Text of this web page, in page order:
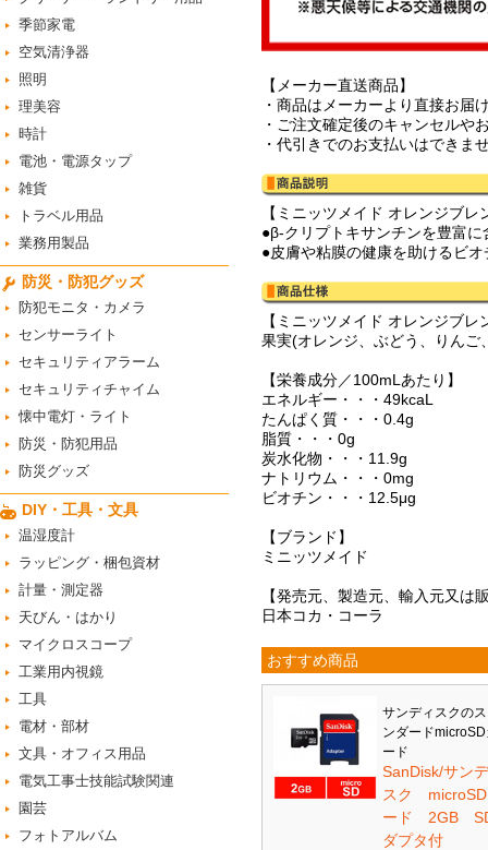
季節家電
空気清浄器
照明
理美容
時計
電池・電源タップ
雑貨
トラベル用品
業務用製品
防災・防犯グッズ
防犯モニタ・カメラ
センサーライト
セキュリティアラーム
セキュリティチャイム
懐中電灯・ライト
防災・防犯用品
防災グッズ
DIY・工具・文具
温湿度計
ラッピング・梱包資材
計量・測定器
天びん・はかり
マイクロスコープ
工業用内視鏡
工具
電材・部材
文具・オフィス用品
電気工事士技能試験関連
園芸
フォトアルバム
【メーカー直送商品】
・商品はメーカーより直接お届
・ご注文確定後のキャンセルや
・代引きでのお支払いはできま
【ミニッツメイド オレンジブレ
●β-クリプトキサンチンを豊富
●皮膚や粘膜の健康を助けるビ
【ミニッツメイド オレンジブレ
果実(オレンジ、ぶどう、りん
【栄養成分／100mLあたり】
エネルギー・・・49kcaL
たんぱく質・・・0.4g
脂質・・・0g
炭水化物・・・11.9g
ナトリウム・・・0mg
ビオチン・・・12.5μg
【ブランド】
ミニッツメイド
【発売元、製造元、輸入元又は
日本コカ・コーラ
おすすめ商品
サンディスクの
ンダード
ード
SanDisk/サン
スク
ード 2GB
ダプタ付